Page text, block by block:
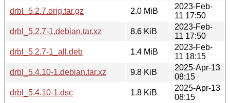
drbl_5.2.7.orig.tar.gz
2.0 MiB
2023-Feb-
11 17:50
drbl_5.2.7-1.debian.tar.xz
8.6 KiB
2023-Feb-
11 17:50
drbl_5.2.7-1_all.deb
1.4 MiB
2023-Feb-
11 18:15
drbl_5.4.10-1.debian.tar.xz
9.8 KiB
2025-Apr-13
08:15
drbl_5.4.10-1.dsc
1.8 KiB
2025-Apr-13
08:15